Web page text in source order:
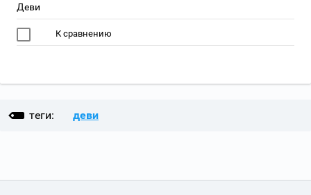
Деви
К сравнению
теги: деви